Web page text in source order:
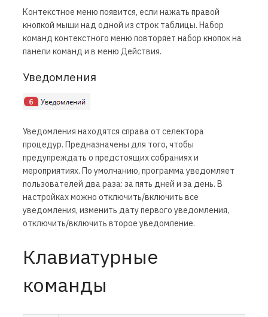
Контекстное меню появится, если нажать правой
кнопкой мыши над одной из строк таблицы. Набор
команд контекстного меню повторяет набор кнопок на
панели команд и в меню Действия.
Уведомления
Уведомления находятся справа от селектора
процедур. Предназначены для того, чтобы
предупреждать о предстоящих собраниях и
мероприятиях. По умолчанию, программа уведомляет
пользователей два раза: за пять дней и за день. В
настройках можно отключить/включить все
уведомления, изменить дату первого уведомления,
отключить/включить второе уведомление.
Клавиатурные
команды